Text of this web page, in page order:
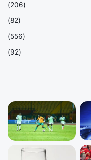
(206)
(82)
(556)
(92)